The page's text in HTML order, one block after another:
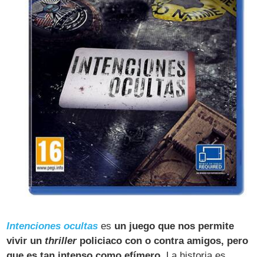
Intenciones ocultas es un juego que nos permite
vivir unthrillerpoliciaco con o contra amigos, pero